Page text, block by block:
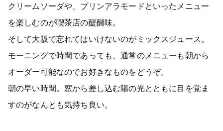
クリームソーダや、プリンアラモードといったメニュー
を楽しむのが喫茶店の醍醐味。
そして大阪で忘れてはいけないのがミックスジュース。
モーニングで時間であっても、通常のメニューも朝から
オーダー可能なのでお好きなものをどうぞ。
朝の早い時間。窓から差し込む陽の光とともに目を覚ま
すのがなんとも気持ち良い。